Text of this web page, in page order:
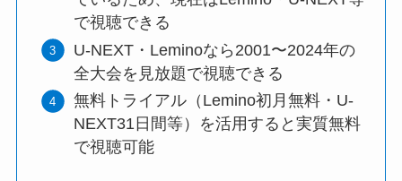
で視聴できる
U-NEXT・Leminoなら2001〜2024年の
全大会を見放題で視聴できる
無料トライアル（Lemino初月無料・U-
NEXT31日間等）を活用すると実質無料
で視聴可能